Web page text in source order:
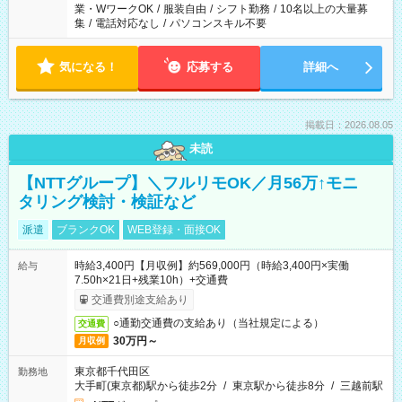
業・WワークOK / 服装自由 / シフト勤務 / 10名以上の大量募
集 / 電話対応なし / パソコンスキル不要
気になる！ 応募する 詳細へ
掲載日：2026.08.05
未読
【NTTグループ】＼フルリモOK／月56万↑モニ
タリング検討・検証など
派遣 ブランクOK WEB登録・面接OK
給与
時給3,400円【月収例】約569,000円（時給3,400円×実働
7.50h×21日+残業10h）+交通費
交通費別途支給あり
交通費 ○通勤交通費の支給あり（当社規定による）
月収例 30万円～
勤務地
東京都千代田区
大手町(東京都)駅から徒歩2分 / 東京駅から徒歩8分 / 三越前駅